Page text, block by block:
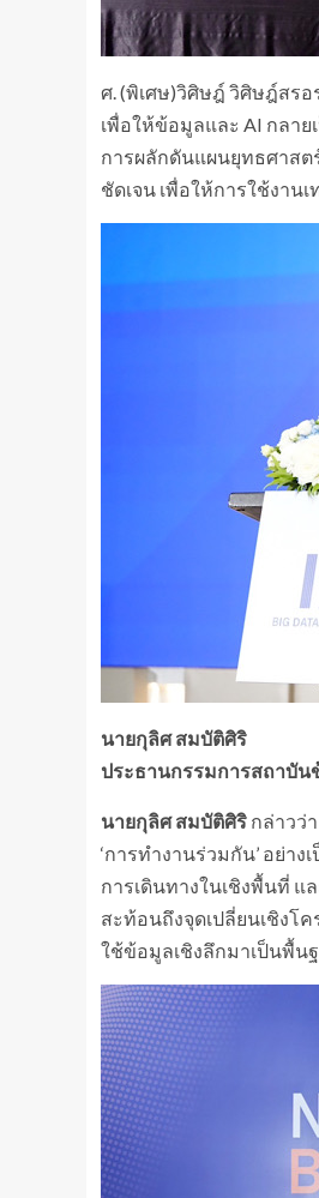
ศ. (พิเศษ)วิศิษฎ์ วิศิษฎ์สรอ
เพื่อให้ข้อมูลและ AI กลา
การผลักดันแผนยุทธศาส
ชัดเจน เพื่อให้การใช้งาน
นายกุลิศ สมบัติศิริ
ประธานกรรมการสถาบั
นายกุลิศ สมบัติศิริ กล่าวว่
‘การทำงานร่วมกัน’ อย่า
การเดินทางในเชิงพื้นที่ แ
สะท้อนถึงจุดเปลี่ยนเชิงโ
ใช้ข้อมูลเชิงลึกมาเป็นพื้น